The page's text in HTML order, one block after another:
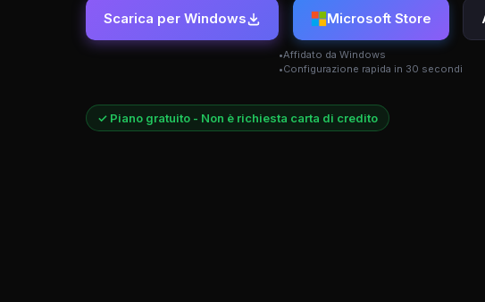
Scarica per Windows Microsoft Store
Affidato da Windows
Configurazione rapida in 30 secondi
✓ Piano gratuito - Non è richiesta carta di credito